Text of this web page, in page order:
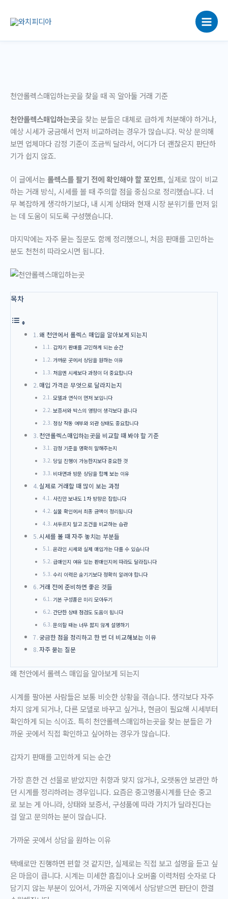
로
천안롤렉스매입하는곳을 찾을 때 꼭 알아둘 거래 기준
천안롤렉스매입하는곳을 찾는 분들은 대체로 급하게 처분해야 하거나,
예상 시세가 궁금해서 먼저 비교하려는 경우가 많습니다. 막상 문의해
보면 업체마다 감정 기준이 조금씩 달라서, 어디가 더 괜찮은지 판단하
기가 쉽지 않죠.
이 글에서는 롤렉스를 팔기 전에 확인해야 할 포인트, 실제로 많이 비교
하는 거래 방식, 시세를 볼 때 주의할 점을 중심으로 정리했습니다. 너
무 복잡하게 생각하기보다, 내 시계 상태와 현재 시장 분위기를 먼저 읽
는 데 도움이 되도록 구성했습니다.
마지막에는 자주 묻는 질문도 함께 정리했으니, 처음 판매를 고민하는
분도 천천히 따라오시면 됩니다.
목차
왜 천안에서 롤렉스 매입을 알아보게 되는지
갑자기 판매를 고민하게 되는 순간
가까운 곳에서 상담을 원하는 이유
처음엔 시세보다 과정이 더 중요합니다
매입 가격은 무엇으로 달라지는지
모델과 연식이 먼저 보입니다
보증서와 박스의 영향이 생각보다 큽니다
정상 작동 여부와 외관 상태도 중요합니다
천안롤렉스매입하는곳을 비교할 때 봐야 할 기준
감정 기준을 명확히 말해주는지
당일 진행이 가능한지보다 중요한 것
비대면과 방문 상담을 함께 보는 이유
실제로 거래할 때 많이 보는 과정
사진만 보내도 1차 방향은 잡힙니다
실물 확인에서 최종 금액이 정리됩니다
서두르지 말고 조건을 비교하는 습관
시세를 볼 때 자주 놓치는 부분들
온라인 시세와 실제 매입가는 다를 수 있습니다
급매인지 여유 있는 판매인지에 따라도 달라집니다
수리 이력은 숨기기보다 정확히 알려야 합니다
거래 전에 준비하면 좋은 것들
기본 구성품은 미리 모아두기
간단한 상태 점검도 도움이 됩니다
문의할 때는 너무 짧지 않게 설명하기
궁금한 점을 정리하고 한 번 더 비교해보는 이유
자주 묻는 질문
왜 천안에서 롤렉스 매입을 알아보게 되는지
시계를 팔아본 사람들은 보통 비슷한 상황을 겪습니다. 생각보다 자주
차지 않게 되거나, 다른 모델로 바꾸고 싶거나, 현금이 필요해 시세부터
확인하게 되는 식이죠. 특히 천안롤렉스매입하는곳을 찾는 분들은 가
까운 곳에서 직접 확인하고 싶어하는 경우가 많습니다.
갑자기 판매를 고민하게 되는 순간
가장 흔한 건 선물로 받았지만 취향과 맞지 않거나, 오랫동안 보관만 하
던 시계를 정리하려는 경우입니다. 요즘은 중고명품시계를 단순 중고
로 보는 게 아니라, 상태와 보증서, 구성품에 따라 가치가 달라진다는
걸 알고 문의하는 분이 많습니다.
가까운 곳에서 상담을 원하는 이유
택배로만 진행하면 편할 것 같지만, 실제로는 직접 보고 설명을 듣고 싶
은 마음이 큽니다. 시계는 미세한 흠집이나 오버홀 이력처럼 숫자로 다
담기지 않는 부분이 있어서, 가까운 지역에서 상담받으면 판단이 한결